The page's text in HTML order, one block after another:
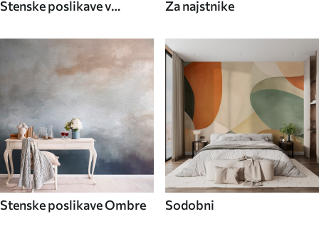
Stenske poslikave v
Za najstnike
Stenske poslikave Ombre Sodobni